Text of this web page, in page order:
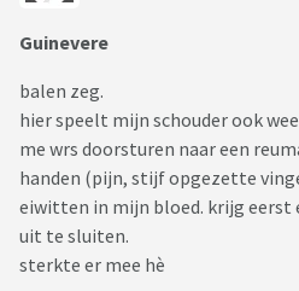
Guinevere
balen zeg.
hier speelt mijn schouder ook
me wrs doorsturen naar een
handen (pijn, stijf opgezette
eiwitten in mijn bloed. krijg eerst
uit te sluiten.
sterkte er mee hè